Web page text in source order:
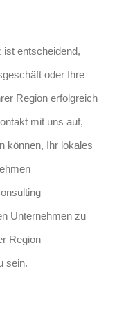
ist entscheidend,
oder Ihre
Region erfolgreich
mit uns auf,
können, Ihr lokales
Unternehmen zu
Region
sein.